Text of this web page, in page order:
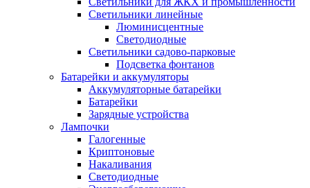
Светильники линейные
Люминисцентные
Светодиодные
Светильники садово-парковые
Подсветка фонтанов
Батарейки и аккумуляторы
Аккумуляторные батарейки
Батарейки
Зарядные устройства
Лампочки
Галогенные
Криптоновые
Накаливания
Светодиодные